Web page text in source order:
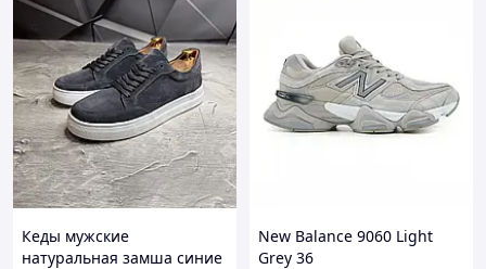
Кеды мужские
натуральная замша синие
New Balance 9060 Light
Grey 36